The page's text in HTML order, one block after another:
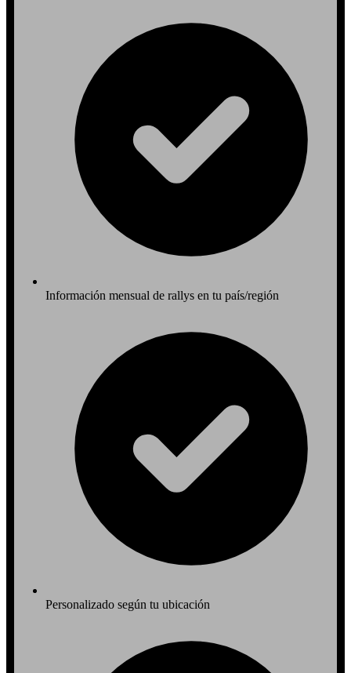
Información mensual de rallys en tu país/región
Personalizado según tu ubicación